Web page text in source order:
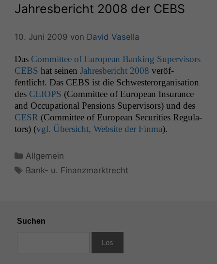
Jahresbericht 2008 der CEBS
10. Juni 2009 von David Vasella
Das Com­mit­tee of Euro­pean Bank­ing Super­vi­sors
CEBS hat seinen Jahres­bericht 2008 veröf­
fentlicht. Das CEBS ist die Schwes­t­eror­gan­i­sa­tion
des CEIOPS (Com­mit­tee of Euro­pean Insur­ance
and Occu­pa­tion­al Pen­sions Super­vi­sors) und des
CESR (Com­mit­tee of Euro­pean Secu­ri­ties Reg­u­la­
tors) (vgl. Über­sicht, Web­site der Fin­ma).
Kategorien
Allgemein
Schlagwörter
Bank- u. Finanzmarktrecht
Suchen